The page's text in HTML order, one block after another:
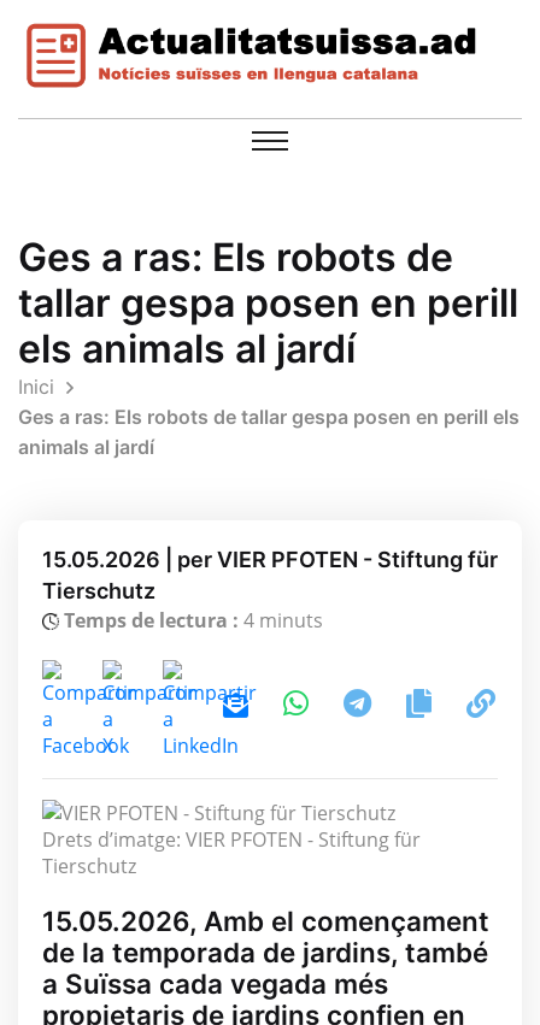
Ges a ras: Els robots de
tallar gespa posen en perill
els animals al jardí
Inici
Ges a ras: Els robots de tallar gespa posen en perill els
animals al jardí
15.05.2026 | per VIER PFOTEN - Stiftung für
Tierschutz
Temps de lectura : 4 minuts
Drets d’imatge: VIER PFOTEN - Stiftung für
Tierschutz
15.05.2026, Amb el començament
de la temporada de jardins, també
a Suïssa cada vegada més
propietaris de jardins confien en